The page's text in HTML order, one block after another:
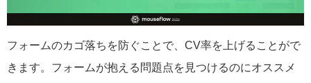
フォームのカゴ落ちを防ぐことで、CV率を上げることがで
きます。フォームが抱える問題点を見つけるのにオススメ